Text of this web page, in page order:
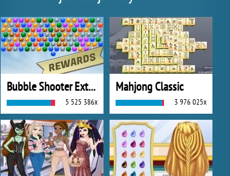
Bubble Shooter Extreme
5 525 386x
Mahjong Classic
3 976 025x